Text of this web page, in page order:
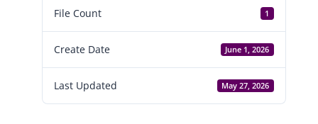
File Count 1
Create Date June 1, 2026
Last Updated May 27, 2026